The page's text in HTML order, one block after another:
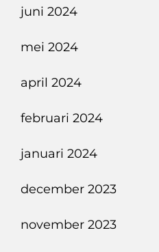
juni 2024
mei 2024
april 2024
februari 2024
januari 2024
december 2023
november 2023